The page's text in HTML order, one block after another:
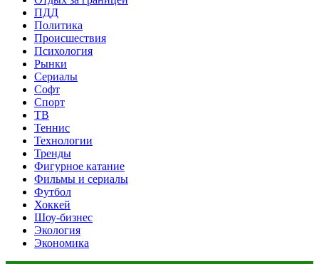
ПДД
Политика
Происшествия
Психология
Рынки
Сериалы
Софт
Спорт
ТВ
Теннис
Технологии
Тренды
Фигурное катание
Фильмы и сериалы
Футбол
Хоккей
Шоу-бизнес
Экология
Экономика